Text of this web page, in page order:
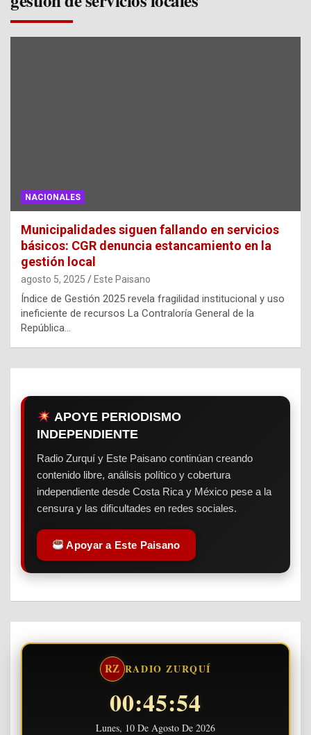
NACIONALES
Municipalidades siguen fallando en servicios
básicos: CGR denuncia estancamiento en la
gestión local
agosto 5, 2025 Este Paisano
Índice de Gestión 2025 revela fragilidad institucional y uso
ineficiente de recursos La Contraloría General de la
República…
APOYE PERIODISMO
INDEPENDIENTE
Radio Zurquí y Este Paisano continúan creando
contenido libre, análisis político y cobertura
independiente desde Costa Rica y México pese a la
censura y las dificultades en redes sociales.
Apoyar a Este Paisano
RZ RADIO ZURQUÍ
00:45:54
Lunes, 10 De Agosto De 2026